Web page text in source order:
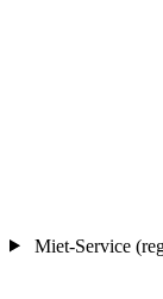
Miet-Service